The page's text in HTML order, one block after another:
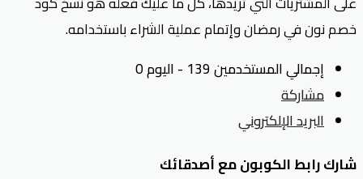
خصم نون في رمضان وإتمام عملية الشراء باستخدامه.
إجمالي المستخدمين 139 - اليوم 0
مشاركة
البريد الإلكتروني
شارك رابط الكوبون مع أصدقائك